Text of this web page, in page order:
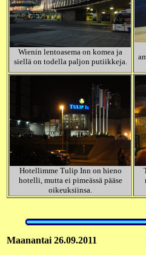
Wienin lentoasema on komea ja
siellä on todella paljon putiikkeja.
Hotellimme Tulip Inn on hieno
hotelli, mutta ei pimeässä pääse
oikeuksiinsa.
Maanantai 26.09.2011